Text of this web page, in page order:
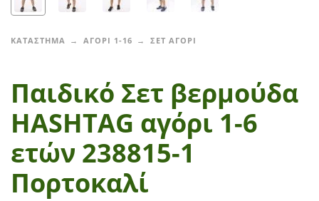
ΚΑΤΑΣΤΗΜΑ ΑΓΟΡΙ 1-16 ΣΕΤ ΑΓΟΡΙ
Παιδικό Σετ βερμούδα
HASHTAG αγόρι 1-6
ετών 238815-1
Πορτοκαλί